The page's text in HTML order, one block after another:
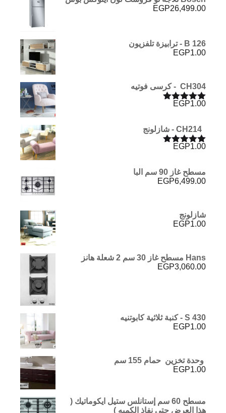
EGP26,499.00
B 126 - ترابيزة تلفزيون
EGP1.00
CH304 - كرسى فوتيه
تم التقييم
EGP1.00
تم التقييم
EGP1.00
مسطح غاز 90 سم البا
EGP6,499.00
شازلونج
EGP1.00
Hans مسطح غاز 30 سم 2 شعلة هانز
EGP3,060.00
S 430 - كنبة ثلاثية كابوتنيه
EGP1.00
وحدة تخزين حمام 155 سم
EGP1.00
مسطح 60 سم إستانلس ستيل ايكوماتيك (
هذا العرض حتي نفاذ الكميه )